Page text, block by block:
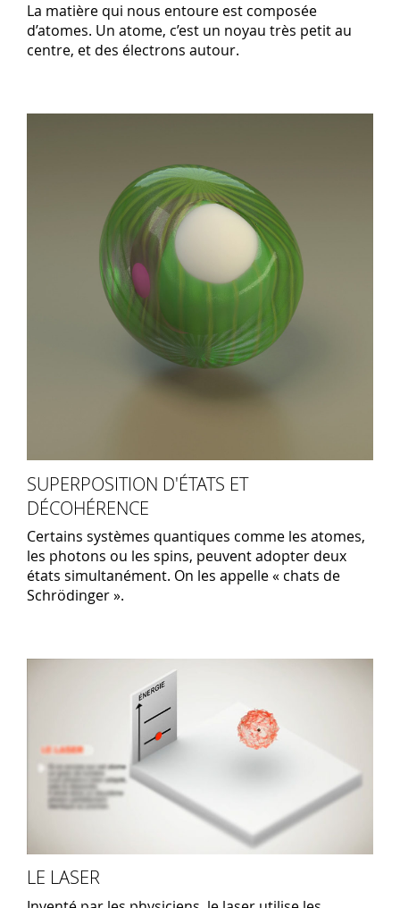
La matière qui nous entoure est composée
d’atomes. Un atome, c’est un noyau très petit au
centre, et des électrons autour.
SUPERPOSITION D'ÉTATS ET
DÉCOHÉRENCE
Certains systèmes quantiques comme les atomes,
les photons ou les spins, peuvent adopter deux
états simultanément. On les appelle « chats de
Schrödinger ».
LE LASER